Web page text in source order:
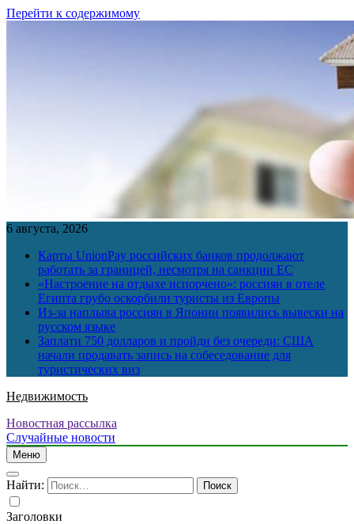
Перейти к содержимому
6 августа, 2026
Карты UnionPay российских банков продолжают
работать за границей, несмотря на санкции ЕС
«Настроение на отдыхе испорчено»: россиян в отеле
Египта грубо оскорбили туристы из Европы
Из-за наплыва россиян в Японии появились вывески на
русском языке
Заплати 750 долларов и пройди без очереди: США
начали продавать запись на собеседование для
туристических виз
Недвижимость
Новостная рассылка
Случайные новости
Меню
Найти:
Заголовки